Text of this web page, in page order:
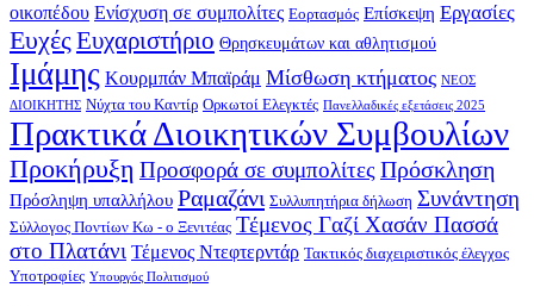
οικοπέδου Ενίσχυση σε συμπολίτες Εορτασμός Επίσκεψη Εργασίες
Ευχές Ευχαριστήριο Θρησκευμάτων και αθλητισμού
Ιμάμης Κουρμπάν Μπαϊράμ Μίσθωση κτήματος ΝΕΟΣ
ΔΙΟΙΚΗΤΗΣ Νύχτα του Καντίρ Ορκωτοί Ελεγκτές Πανελλαδικές εξετάσεις 2025
Πρακτικά Διοικητικών Συμβουλίων
Προκήρυξη Προσφορά σε συμπολίτες Πρόσκληση
Πρόσληψη υπαλλήλου Ραμαζάνι Συλλυπητήρια δήλωση Συνάντηση
Σύλλογος Ποντίων Κω - ο Ξενιτέας Τέμενος Γαζί Χασάν Πασσά
στο Πλατάνι Τέμενος Ντεφτερντάρ Τακτικός διαχειριστικός έλεγχος
Υποτροφίες Υπουργός Πολιτισμού